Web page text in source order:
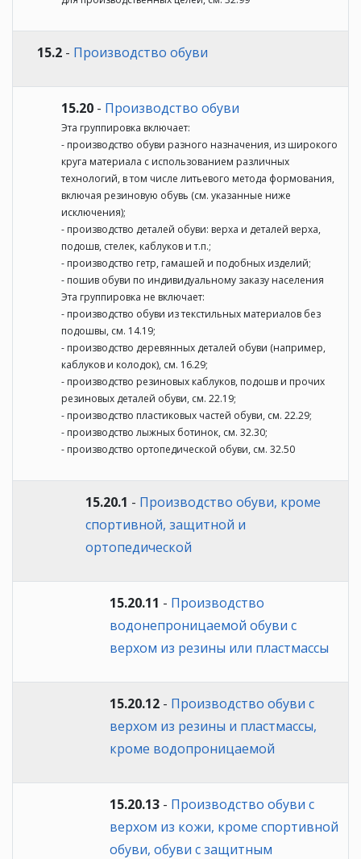
15.2 - Производство обуви
15.20 - Производство обуви
Эта группировка включает:
- производство обуви разного назначения, из широкого
круга материала с использованием различных
технологий, в том числе литьевого метода формования,
включая резиновую обувь (см. указанные ниже
исключения);
- производство деталей обуви: верха и деталей верха,
подошв, стелек, каблуков и т.п.;
- производство гетр, гамашей и подобных изделий;
- пошив обуви по индивидуальному заказу населения
Эта группировка не включает:
- производство обуви из текстильных материалов без
подошвы, см. 14.19;
- производство деревянных деталей обуви (например,
каблуков и колодок), см. 16.29;
- производство резиновых каблуков, подошв и прочих
резиновых деталей обуви, см. 22.19;
- производство пластиковых частей обуви, см. 22.29;
- производство лыжных ботинок, см. 32.30;
- производство ортопедической обуви, см. 32.50
15.20.1 - Производство обуви, кроме
спортивной, защитной и
ортопедической
15.20.11 - Производство
водонепроницаемой обуви с
верхом из резины или пластмассы
15.20.12 - Производство обуви с
верхом из резины и пластмассы,
кроме водопроницаемой
15.20.13 - Производство обуви с
верхом из кожи, кроме спортивной
обуви, обуви с защитным